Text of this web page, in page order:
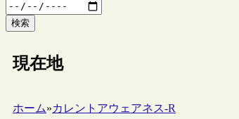
検索
現在地
ホーム»カレントアウェアネス-R